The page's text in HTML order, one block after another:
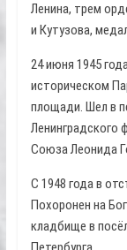
Ленина, трем
и Кутузова,
24 июня 1945
историческом
площади. Шел в
Ленинградского
Союза Леонида
С 1948 года в
Похоронен на
кладбище в